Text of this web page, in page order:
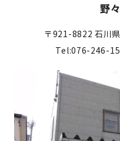
野
〒921-8822 石川
Tel:076-246-